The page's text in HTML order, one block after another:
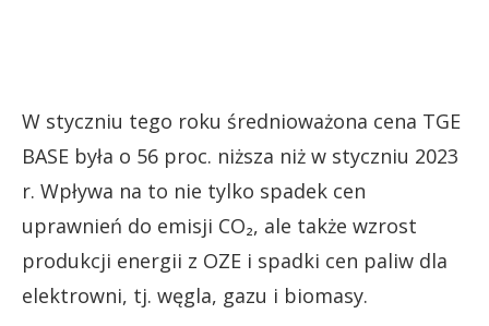
W styczniu tego roku średnioważona cena TGE
BASE była o 56 proc. niższa niż w styczniu 2023
r. Wpływa na to nie tylko spadek cen
uprawnień do emisji CO₂, ale także wzrost
produkcji energii z OZE i spadki cen paliw dla
elektrowni, tj. węgla, gazu i biomasy.